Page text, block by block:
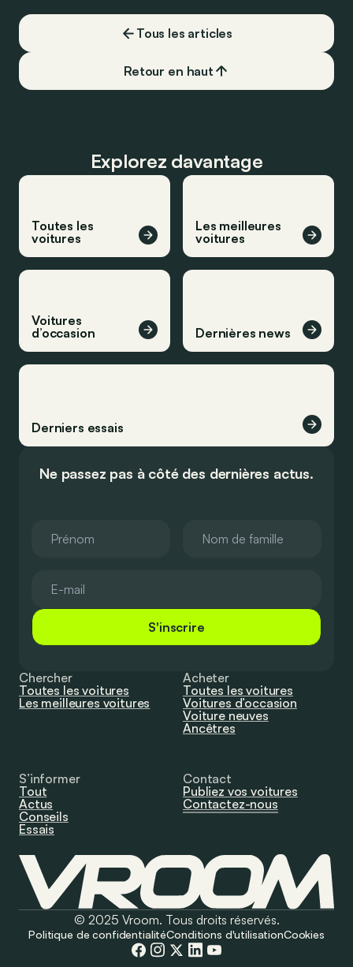
Tous les articles
Retour en haut
Explorez davantage
Toutes les
voitures
Les meilleures
voitures
Voitures
d’occasion
Dernières news
Derniers essais
Ne passez pas à côté des dernières actus.
S'inscrire
Chercher
Toutes les voitures
Les meilleures voitures
Acheter
Toutes les voitures
Voitures d’occasion
Voiture neuves
Ancêtres
S’informer
Tout
Actus
Conseils
Essais
Contact
Publiez vos voitures
Contactez-nous
© 2025 Vroom. Tous droits réservés.
Politique de confidentialitéConditions d'utilisationCookies